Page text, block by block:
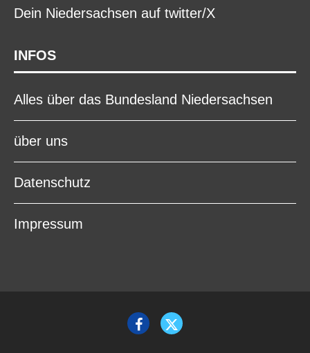
Dein Niedersachsen auf twitter/X
INFOS
Alles über das Bundesland Niedersachsen
über uns
Datenschutz
Impressum